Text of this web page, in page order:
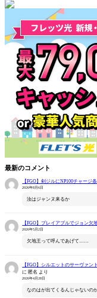
最新のコメント
【FGO】剣ジルにNP100チャー
2026年8月6日
汝はジャンヌ来るか
【FGO】プレイアブルでジョン欠
2026年5月2日
欠地王って呼んであげて……
【FGO】シルエットのサーヴァ
に 匿名 より
2026年4月28日
なのはが出てくるんじゃないの